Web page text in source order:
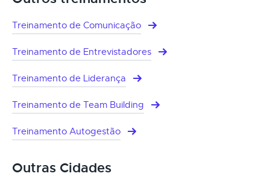
Treinamento de Comunicação
Treinamento de Entrevistadores
Treinamento de Liderança
Treinamento de Team Building
Treinamento Autogestão
Outras Cidades